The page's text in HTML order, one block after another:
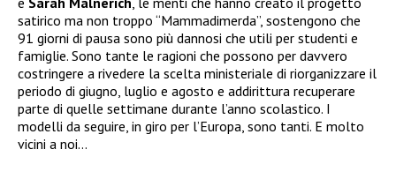
satirico ma non troppo “Mammadimerda”, sostengono che
91 giorni di pausa sono più dannosi che utili per studenti e
famiglie. Sono tante le ragioni che possono per davvero
costringere a rivedere la scelta ministeriale di riorganizzare il
periodo di giugno, luglio e agosto e addirittura recuperare
parte di quelle settimane durante l’anno scolastico. I
modelli da seguire, in giro per l’Europa, sono tanti. E molto
vicini a noi…